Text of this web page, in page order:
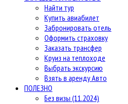
Найти тур
Купить авиабилет
Забронировать отель
Оформить страховку
Заказать трансфер
Круиз на теплоходе
Выбрать экскурсию
Взять в аренду Авто
ПОЛЕЗНО
Без визы (11.2024)